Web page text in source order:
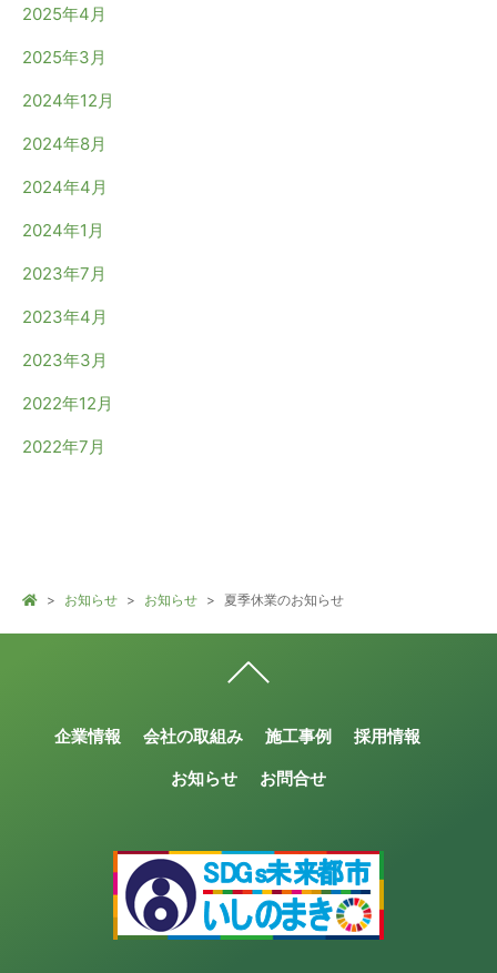
2025年4月
2025年3月
2024年12月
2024年8月
2024年4月
2024年1月
2023年7月
2023年4月
2023年3月
2022年12月
2022年7月
お知らせ お知らせ 夏季休業のお知らせ
企業情報 会社の取組み 施工事例 採用情報
お知らせ お問合せ